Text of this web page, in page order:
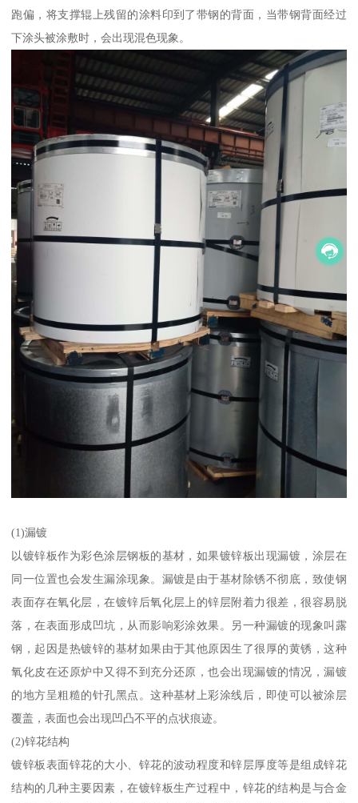
跑偏，将支撑辊上残留的涂料印到了带钢的背面，当带钢背面经过
下涂头被涂敷时，会出现混色现象。
(1)漏镀
以镀锌板作为彩色涂层钢板的基材，如果镀锌板出现漏镀，涂层在
同一位置也会发生漏涂现象。漏镀是由于基材除锈不彻底，致使钢
表面存在氧化层，在镀锌后氧化层上的锌层附着力很差，很容易脱
落，在表面形成凹坑，从而影响彩涂效果。另一种漏镀的现象叫露
钢，起因是热镀锌的基材如果由于其他原因生了很厚的黄锈，这种
氧化皮在还原炉中又得不到充分还原，也会出现漏镀的情况，漏镀
的地方呈粗糙的针孔黑点。这种基材上彩涂线后，即使可以被涂层
覆盖，表面也会出现凹凸不平的点状痕迹。
(2)锌花结构
镀锌板表面锌花的大小、锌花的波动程度和锌层厚度等是组成锌花
结构的几种主要因素，在镀锌板生产过程中，锌花的结构是与合金